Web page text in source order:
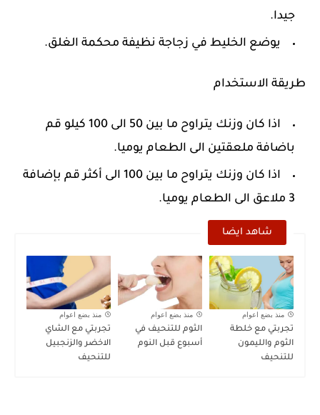
جيدا.
يوضع الخليط في زجاجة نظيفة محكمة الغلق.
طريقة الاستخدام
اذا كان وزنك يتراوح ما بين 50 الى 100 كيلو قم
باضافة ملعقتين الى الطعام يوميا.
اذا كان وزنك يتراوح ما بين 100 الى أكثر قم بإضافة
3 ملاعق الى الطعام يوميا.
شاهد ايضا
منذ بضع اعوام
تجربتي مع خلطة
الثوم والليمون
للتنحيف
منذ بضع اعوام
الثوم للتنحيف في
أسبوع قبل النوم
منذ بضع اعوام
تجربتي مع الشاي
الاخضر والزنجبيل
للتنحيف